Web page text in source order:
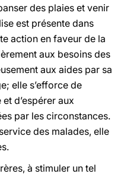
des plaies et venir
est présente dans
action en faveur de la
aux besoins des
aux aides par sa
elle s’efforce de
d’espérer aux
par les circonstances.
des malades, elle
à stimuler un tel